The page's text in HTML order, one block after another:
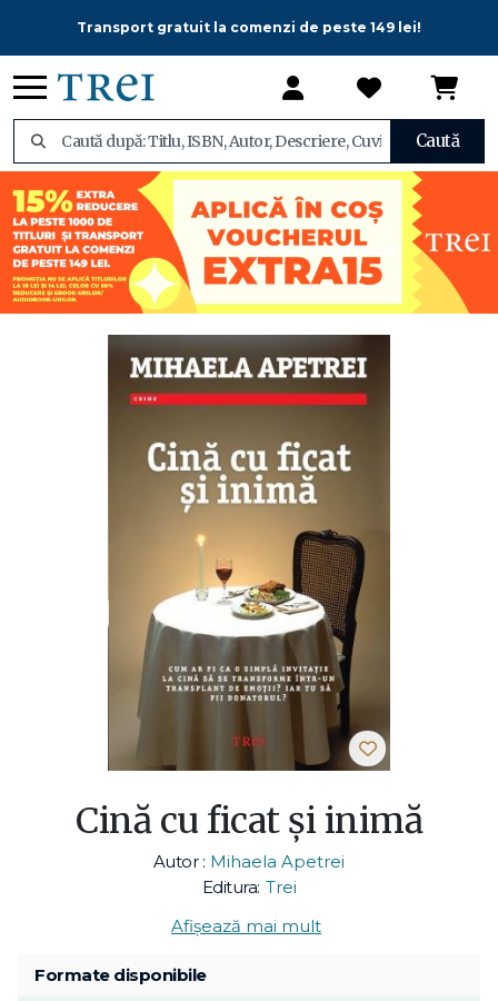
Transport gratuit la comenzi de peste 149 lei!
Caută
Cină cu ficat și inimă
Autor : Mihaela Apetrei
Editura: Trei
Afișează mai mult
Formate disponibile